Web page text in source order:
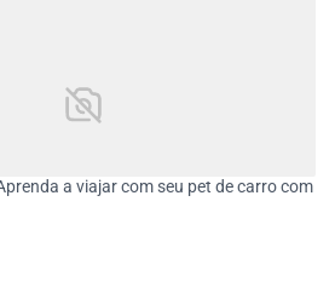
a viajar com seu pet de carro com